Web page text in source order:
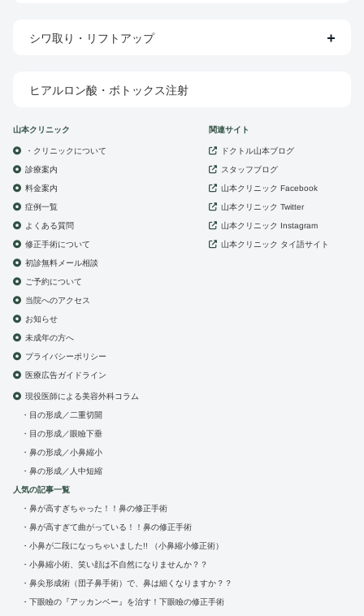
シワ取り・リフトアップ
ヒアルロン酸・ボトックス注射
山本クリニック
・クリニックについて
診療案内
料金案内
症例一覧
よくある質問
修正手術について
初診無料メール相談
ご予約について
当院へのアクセス
お知らせ
未成年の方へ
プライバシーポリシー
医療広告ガイドライン
現役医師による美容外科コラム
目の形成／二重切開
目の形成／眼瞼下垂
鼻の形成／小鼻縮小
鼻の形成／人中短縮
人気の記事一覧
鼻が高すぎちゃった！！鼻の修正手術
鼻が高すぎて曲がっている！！鼻の修正手術
小鼻が二段になっちゃいました!! （小鼻縮小修正術）
小鼻縮小術、笑い顔は不自然になりませんか？？
鼻尖形成術（団子鼻手術）で、鼻は細くなりますか？？
下眼瞼の『アッカンベー』を治す！下眼瞼の修正手術
関連サイト
ドクトル山本ブログ
スタッフブログ
山本クリニック Facebook
山本クリニック Twitter
山本クリニック Instagram
山本クリニック タイ語サイト